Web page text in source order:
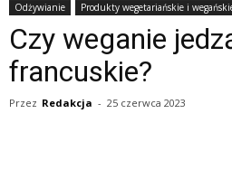
Odżywianie Produkty wegetariańskie i
Czy weganie
francuskie?
Przez Redakcja - 25 czerwca 2023